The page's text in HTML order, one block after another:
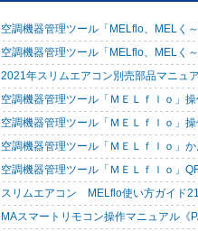
空調機器管理ツール「MELflo、MELく
空調機器管理ツール「MELflo、MELく
2021年スリムエアコン別売部品マニュ
空調機器管理ツール「ＭＥＬｆｌｏ」
空調機器管理ツール「ＭＥＬｆｌｏ」
空調機器管理ツール「ＭＥＬｆｌｏ」
空調機器管理ツール「ＭＥＬｆｌｏ」
スリムエアコン MELflo使い方ガイド
MAスマートリモコン操作マニュアル《